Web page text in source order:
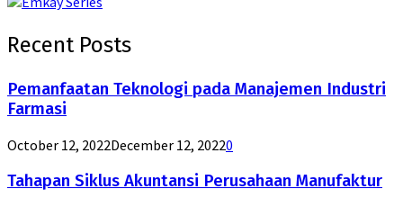
Recent Posts
Pemanfaatan Teknologi pada Manajemen Industri
Farmasi
October 12, 2022December 12, 20220
Tahapan Siklus Akuntansi Perusahaan Manufaktur